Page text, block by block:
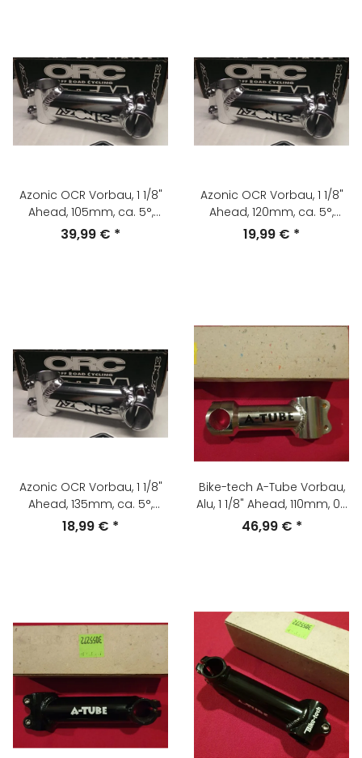
Azonic OCR Vorbau, 1 1/8"
Ahead, 105mm, ca. 5°,
silber, NEU, OVP
39,99 € *
Azonic OCR Vorbau, 1 1/8"
Ahead, 120mm, ca. 5°,
silber, NEU, OVP
19,99 € *
Azonic OCR Vorbau, 1 1/8"
Ahead, 135mm, ca. 5°,
silber, NEU, OVP
18,99 € *
Bike-tech A-Tube Vorbau,
Alu, 1 1/8" Ahead, 110mm, 0°,
silber, NEU
46,99 € *